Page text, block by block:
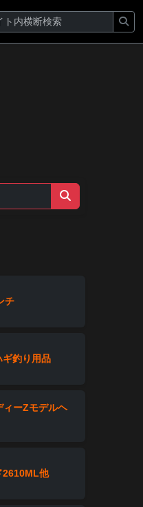
チ
ギ釣り用品
ィーZモデルヘ
2610ML他